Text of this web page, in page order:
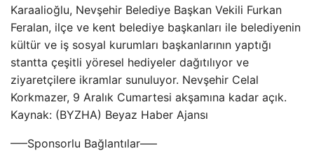
Karaalioğlu, Nevşehir Belediye Başkan Vekili Furkan
Feralan, ilçe ve kent belediye başkanları ile belediyenin
kültür ve iş sosyal kurumları başkanlarının yaptığı
stantta çeşitli yöresel hediyeler dağıtılıyor ve
ziyaretçilere ikramlar sunuluyor. Nevşehir Celal
Korkmazer, 9 Aralık Cumartesi akşamına kadar açık.
Kaynak: (BYZHA) Beyaz Haber Ajansı
—–Sponsorlu Bağlantılar—–